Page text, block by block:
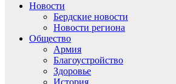
Новости
Бердские новости
Новости региона
Общество
Армия
Благоустройство
Здоровье
История